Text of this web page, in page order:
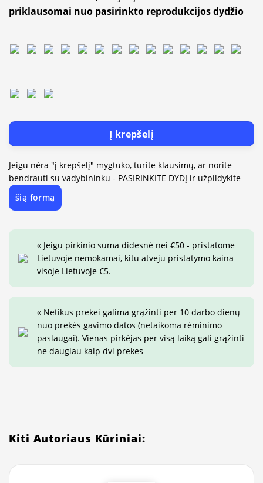
priklausomai nuo pasirinkto reprodukcijos dydžio
Į krepšelį
Jeigu nėra "į krepšelį" mygtuko, turite klausimų, ar norite
bendrauti su vadybininku - PASIRINKITE DYDĮ ir užpildykite
šią formą
« Jeigu pirkinio suma didesnė nei €50 - pristatome
Lietuvoje nemokamai, kitu atveju pristatymo kaina
visoje Lietuvoje €5.
« Netikus prekei galima grąžinti per 10 darbo dienų
nuo prekės gavimo datos (netaikoma rėminimo
paslaugai). Vienas pirkėjas per visą laiką gali grąžinti
ne daugiau kaip dvi prekes
Kiti Autoriaus Kūriniai: